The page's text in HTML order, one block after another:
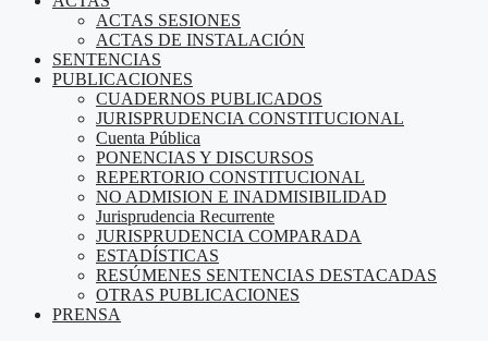
ACTAS SESIONES
ACTAS DE INSTALACIÓN
SENTENCIAS
PUBLICACIONES
CUADERNOS PUBLICADOS
JURISPRUDENCIA CONSTITUCIONAL
Cuenta Pública
PONENCIAS Y DISCURSOS
REPERTORIO CONSTITUCIONAL
NO ADMISION E INADMISIBILIDAD
Jurisprudencia Recurrente
JURISPRUDENCIA COMPARADA
ESTADÍSTICAS
RESÚMENES SENTENCIAS DESTACADAS
OTRAS PUBLICACIONES
PRENSA